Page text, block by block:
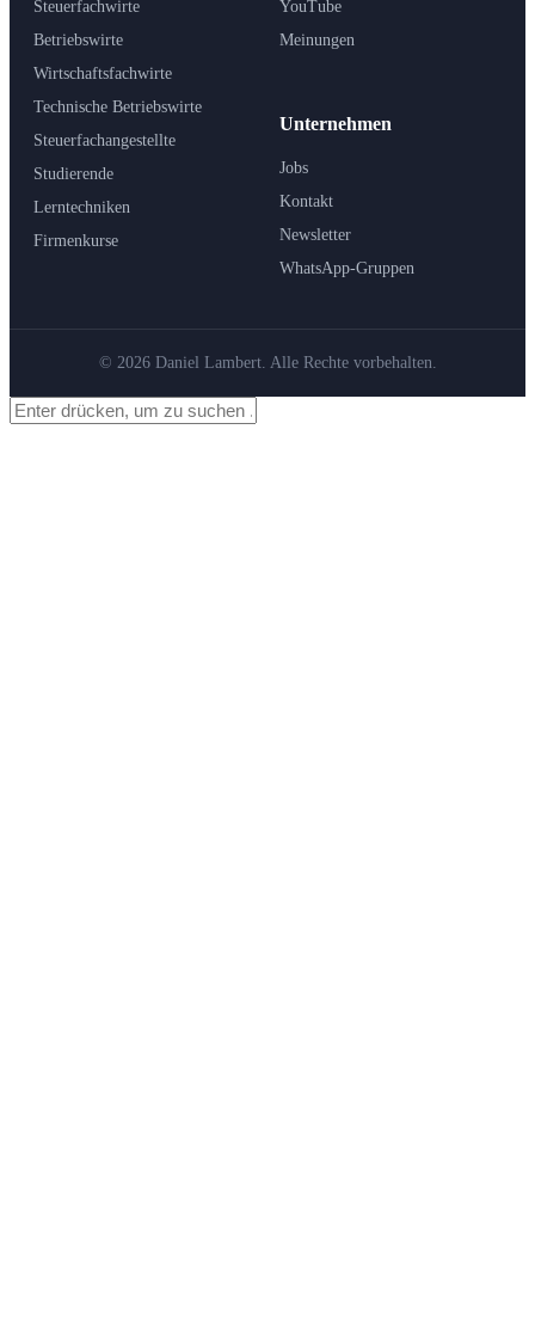
Steuerfachwirte
Betriebswirte
Wirtschaftsfachwirte
Technische Betriebswirte
Steuerfachangestellte
Studierende
Lerntechniken
Firmenkurse
YouTube
Meinungen
Unternehmen
Jobs
Kontakt
Newsletter
WhatsApp-Gruppen
© 2026 Daniel Lambert. Alle Rechte vorbehalten.